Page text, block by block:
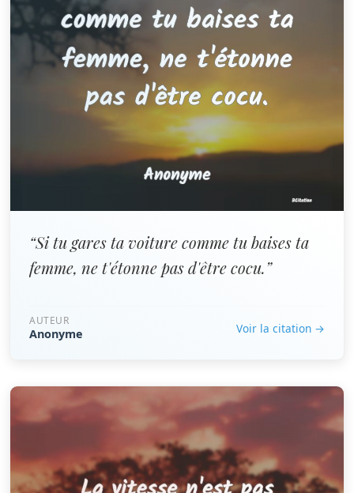
“Si tu gares ta voiture comme tu baises ta
femme, ne t'étonne pas d'être cocu.”
AUTEUR
Anonyme Voir la citation →